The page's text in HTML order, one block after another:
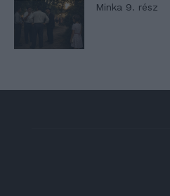
Minka 9. rész